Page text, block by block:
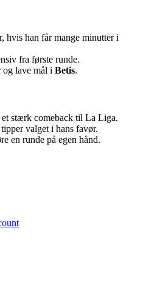
hvis han får mange minutter i
fra første runde.
og lave mål i Betis.
stærk comeback til La Liga.
valget i hans favør.
en runde på egen hånd.